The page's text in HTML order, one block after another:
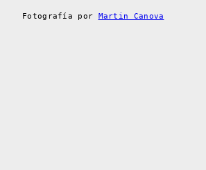
Fotografía por Martin Canova